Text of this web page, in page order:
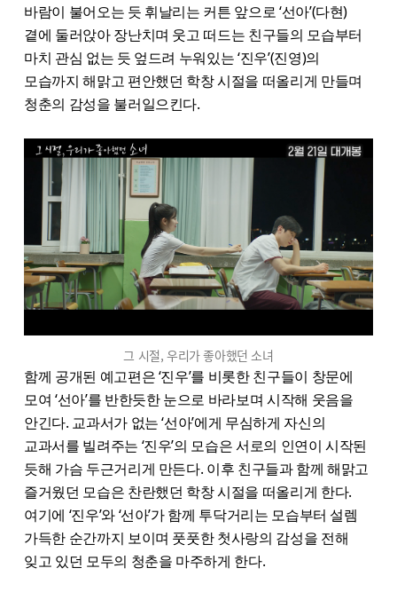
바람이 불어오는 듯 휘날리는 커튼 앞으로 ‘선아’(다현)
곁에 둘러앉아 장난치며 웃고 떠드는 친구들의 모습부터
마치 관심 없는 듯 엎드려 누워있는 ‘진우’(진영)의
모습까지 해맑고 편안했던 학창 시절을 떠올리게 만들며
청춘의 감성을 불러일으킨다.
그 시절, 우리가 좋아했던 소녀
함께 공개된 예고편은 ‘진우’를 비롯한 친구들이 창문에
모여 ‘선아’를 반한듯한 눈으로 바라보며 시작해 웃음을
안긴다. 교과서가 없는 ‘선아’에게 무심하게 자신의
교과서를 빌려주는 ‘진우’의 모습은 서로의 인연이 시작된
듯해 가슴 두근거리게 만든다. 이후 친구들과 함께 해맑고
즐거웠던 모습은 찬란했던 학창 시절을 떠올리게 한다.
여기에 ‘진우’와 ‘선아’가 함께 투닥거리는 모습부터 설렘
가득한 순간까지 보이며 풋풋한 첫사랑의 감성을 전해
잊고 있던 모두의 청춘을 마주하게 한다.